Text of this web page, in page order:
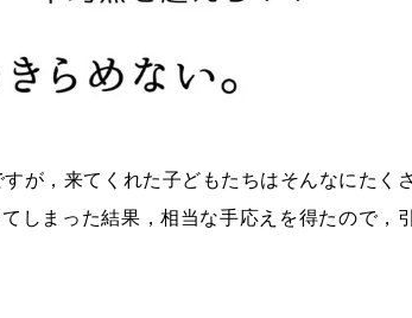
が，来てくれた子どもたちはそんなにたく
しまった結果，相当な手応えを得たので，